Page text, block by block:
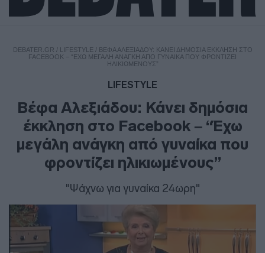
DEBATER.GR / LIFESTYLE / ΒΈΦΑ ΑΛΕΞΙΆΔΟΥ: ΚΆΝΕΙ ΔΗΜΌΣΙΑ ΈΚΚΛΗΣΗ ΣΤΟ
FACEBOOK – “ΈΧΩ ΜΕΓΆΛΗ ΑΝΆΓΚΗ ΑΠΌ ΓΥΝΑΊΚΑ ΠΟΥ ΦΡΟΝΤΊΖΕΙ
ΗΛΙΚΙΩΜΈΝΟΥΣ”
LIFESTYLE
Βέφα Αλεξιάδου: Κάνει δημόσια
έκκληση στο Facebook – “Έχω
μεγάλη ανάγκη από γυναίκα που
φροντίζει ηλικιωμένους”
"Ψάχνω για γυναίκα 24ωρη"